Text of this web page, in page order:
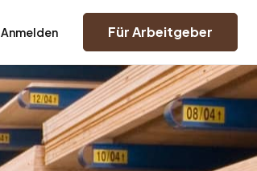
Anmelden Für Arbeitgeber